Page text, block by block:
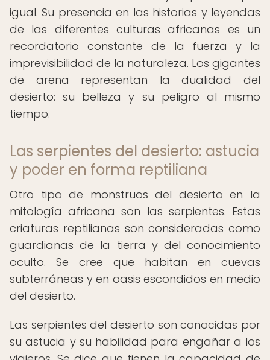
igual. Su presencia en las historias y leyendas
de las diferentes culturas africanas es un
recordatorio constante de la fuerza y la
imprevisibilidad de la naturaleza. Los gigantes
de arena representan la dualidad del
desierto: su belleza y su peligro al mismo
tiempo.
Las serpientes del desierto: astucia
y poder en forma reptiliana
Otro tipo de monstruos del desierto en la
mitología africana son las serpientes. Estas
criaturas reptilianas son consideradas como
guardianas de la tierra y del conocimiento
oculto. Se cree que habitan en cuevas
subterráneas y en oasis escondidos en medio
del desierto.
Las serpientes del desierto son conocidas por
su astucia y su habilidad para engañar a los